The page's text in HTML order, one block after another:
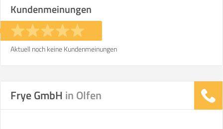
Kundenmeinungen
Aktuell noch keine Kundenmeinungen
Frye GmbH in Olfen